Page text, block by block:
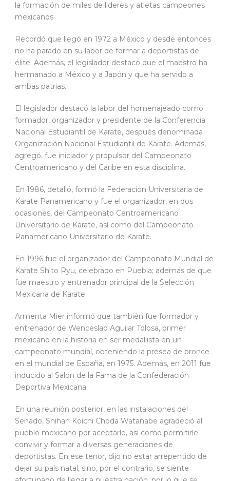
la formación de miles de lideres y atletas campeones
mexicanos.
Recordó que llegó en 1972 a México y desde entonces
no ha parado en su labor de formar a deportistas de
élite. Además, el legislador destacó que el maestro ha
hermanado a México y a Japón y que ha servido a
ambas patrias.
El legislador destacó la labor del homenajeado como
formador, organizador y presidente de la Conferencia
Nacional Estudiantil de Karate, después denominada
Organización Nacional Estudiantil de Karate. Además,
agregó, fue iniciador y propulsor del Campeonato
Centroamericano y del Caribe en esta disciplina.
En 1986, detalló, formó la Federación Universitaria de
Karate Panamericano y fue el organizador, en dos
ocasiones, del Campeonato Centroamericano
Universitario de Karate, así como del Campeonato
Panamericano Universitario de Karate.
En 1996 fue el organizador del Campeonato Mundial de
Karate Shito Ryu, celebrado en Puebla; además de que
fue maestro y entrenador principal de la Selección
Mexicana de Karate.
Armenta Mier informó que también fue formador y
entrenador de Wenceslao Aguilar Tolosa, primer
mexicano en la historia en ser medallista en un
campeonato mundial, obteniendo la presea de bronce
en el mundial de España, en 1975. Además, en 2011 fue
inducido al Salón de la Fama de la Confederación
Deportiva Mexicana.
En una reunión posterior, en las instalaciones del
Senado, Shihan Koichi Choda Watanabe agradeció al
pueblo mexicano por aceptarlo, así como permitirle
convivir y formar a diversas generaciones de
deportistas. En ese tenor, dijo no estar arrepentido de
dejar su país natal, sino, por el contrario, se siente